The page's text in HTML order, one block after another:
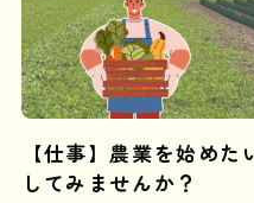
【仕事】農業を始め
してみませんか？